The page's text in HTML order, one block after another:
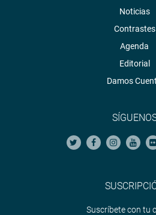
Noticias
Contrastes
Agenda
Editorial
Damos
Suscríbete con tu